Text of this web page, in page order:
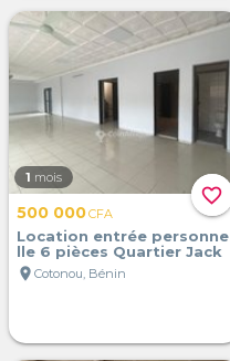
favorite_border
1 mois
500 000CFA
Location entrée personne
lle 6 pièces Quartier Jack
location_on Cotonou, Bénin